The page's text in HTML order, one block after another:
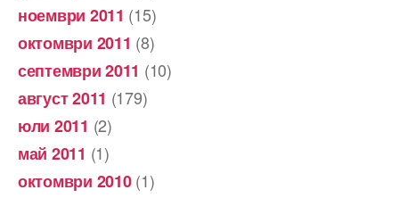
ноември 2011 (15)
октомври 2011 (8)
септември 2011 (10)
август 2011 (179)
юли 2011 (2)
май 2011 (1)
октомври 2010(1)